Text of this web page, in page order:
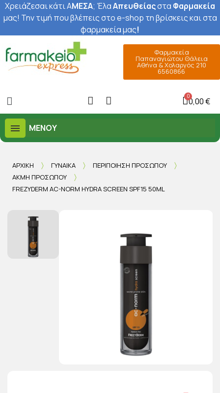
Χρειάζεσαι κάτι ΑΜΕΣΑ; ΈλαΑπευθείαςστα Φαρμακεία
μας! Την τιμή που βλέπεις στο e-shop τη βρίσκεις και στα
φαρμακεία μας!
Φαρμακεία
Παπαναγιώτου Θάλεια
Αθήνα & Χολαργός 210
6560866
0,00 €
ΜΕΝΟΎ
ΑΡΧΙΚΉ ΓΥΝΑΊΚΑ
ΠΕΡΙΠΟΊΗΣΗ ΠΡΟΣΏΠΟΥ
ΑΚΜΉ ΠΡΟΣΏΠΟΥ
FREZYDERM AC-NORM HYDRA SCREEN SPF15 50ML